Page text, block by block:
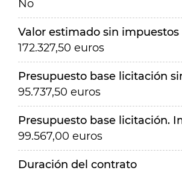
No
Valor estimado sin impuestos
172.327,50 euros
Presupuesto base licitación
95.737,50 euros
Presupuesto base licitación.
99.567,00 euros
Duración del contrato